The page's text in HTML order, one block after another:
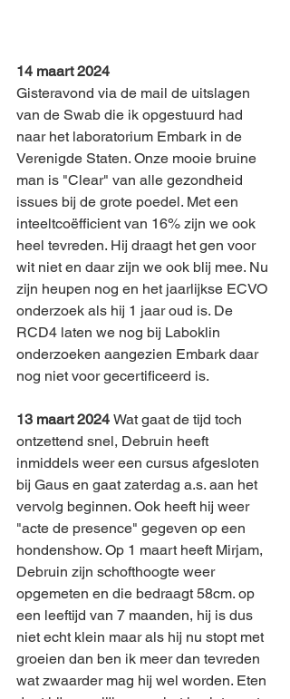
14 maart 2024
Gisteravond via de mail de uitslagen
van de Swab die ik opgestuurd had
naar het laboratorium Embark in de
Verenigde Staten. Onze mooie bruine
man is "Clear" van alle gezondheid
issues bij de grote poedel. Met een
inteeltcoëfficient van 16% zijn we ook
heel tevreden. Hij draagt het gen voor
wit niet en daar zijn we ook blij mee. Nu
zijn heupen nog en het jaarlijkse ECVO
onderzoek als hij 1 jaar oud is. De
RCD4 laten we nog bij Laboklin
onderzoeken aangezien Embark daar
nog niet voor gecertificeerd is.
13 maart 2024 Wat gaat de tijd toch
ontzettend snel, Debruin heeft
inmiddels weer een cursus afgesloten
bij Gaus en gaat zaterdag a.s. aan het
vervolg beginnen. Ook heeft hij weer
"acte de presence" gegeven op een
hondenshow. Op 1 maart heeft Mirjam,
Debruin zijn schofthoogte weer
opgemeten en die bedraagt 58cm. op
een leeftijd van 7 maanden, hij is dus
niet echt klein maar als hij nu stopt met
groeien dan ben ik meer dan tevreden
wat zwaarder mag hij wel worden. Eten